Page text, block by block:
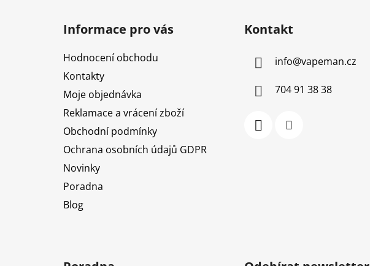
Informace pro vás
Hodnocení obchodu
Kontakty
Moje objednávka
Reklamace a vrácení zboží
Obchodní podmínky
Ochrana osobních údajů GDPR
Novinky
Poradna
Blog
Kontakt
info@vapeman.cz
704 91 38 38